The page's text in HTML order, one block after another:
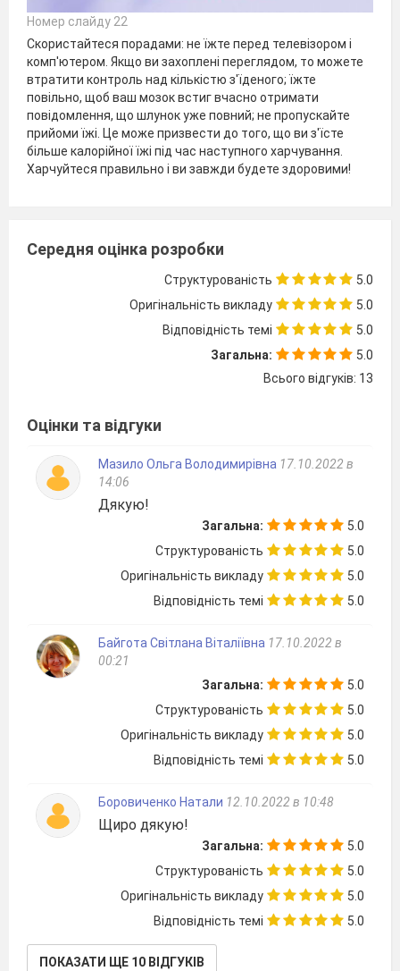
Номер слайду 22
Скористайтеся порадами: не їжте перед телевізором і
комп'ютером. Якщо ви захоплені переглядом, то можете
втратити контроль над кількістю з'їденого; їжте
повільно, щоб ваш мозок встиг вчасно отримати
повідомлення, що шлунок уже повний; не пропускайте
прийоми їжі. Це може призвести до того, що ви з'їсте
більше калорійної їжі під час наступного харчування.
Харчуйтеся правильно і ви завжди будете здоровими!
Середня оцінка розробки
Структурованість
5.0
Оригінальність викладу
5.0
Відповідність темі
5.0
Загальна:
5.0
Всього відгуків: 13
Оцінки та відгуки
Мазило Ольга Володимирівна 17.10.2022 в
14:06
Дякую!
Загальна:
5.0
Структурованість
5.0
Оригінальність викладу
5.0
Відповідність темі
5.0
Байгота Світлана Віталіївна 17.10.2022 в
00:21
Загальна:
5.0
Структурованість
5.0
Оригінальність викладу
5.0
Відповідність темі
5.0
Боровиченко Натали 12.10.2022 в 10:48
Щиро дякую!
Загальна:
5.0
Структурованість
5.0
Оригінальність викладу
5.0
Відповідність темі
5.0
ПОКАЗАТИ ЩЕ 10 ВІДГУКІВ